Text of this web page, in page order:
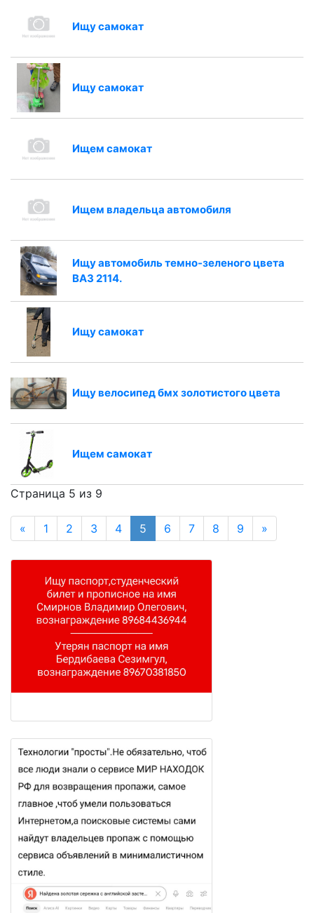
Ищу самокат
Ищу самокат
Ищем самокат
Ищем владельца автомобиля
Ищу автомобиль темно-зеленого цвета
ВАЗ 2114.
Ищу самокат
Ищу велосипед бмх золотистого цвета
Ищем самокат
Страница 5 из 9
« 1 2 3 4 5 6 7 8 9 »